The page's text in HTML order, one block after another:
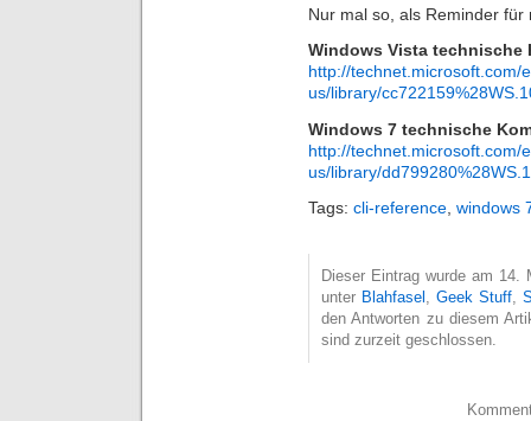
Nur mal so, als Reminder für
Windows Vista technische
http://technet.microsoft.com/
us/library/
Windows 7 technische
http://technet.microsoft.com/
us/library/
Tags: cli-reference, windows
Dieser Eintrag wurde am 14.
unter Blahfasel , Geek Stuff,
den Antworten zu diesem
sind zurzeit geschlossen.